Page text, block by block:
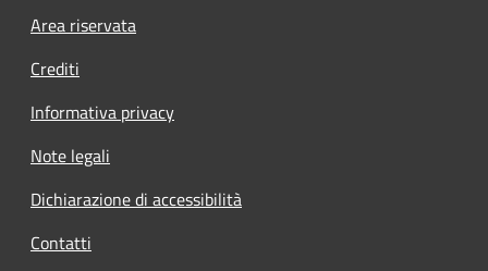
Footer menu
Area riservata
Crediti
Informativa privacy
Note legali
Dichiarazione di accessibilità
Contatti